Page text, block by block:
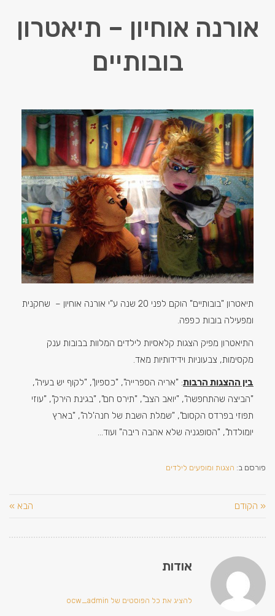
אורנה אוחיון – תיאטרון
בובותיים
תיאטרון "בובותיים" הוקם לפני 20 שנה ע"י אורנה אוחיון – שחקנית
ומפעילה בובות כפפה.
התיאטרון מפיק הצגות קלאסיות לילדים המלוות בבובות ענק
מקסימות, צבעוניות וידידותיות מאד.
בין ההצגות הרבות: "אריה הספרייה", "כספיון", "לקוף יש בעיה",
"הביצה שהתחפשה", "יואב הצב", "תירס חם", "בגינת הירק", "עוזי
תפוזי בפרדס הקסום", "שמלת השבת של חנה'לה", "בארץ
יומולדת", "הסופגניה שלא אהבה ריבה" ועוד…
פורסם ב: הצגות ומופעים לילדים
« הקודם הבא »
אודות
להציג את כל הפוסטים של ocw_admin